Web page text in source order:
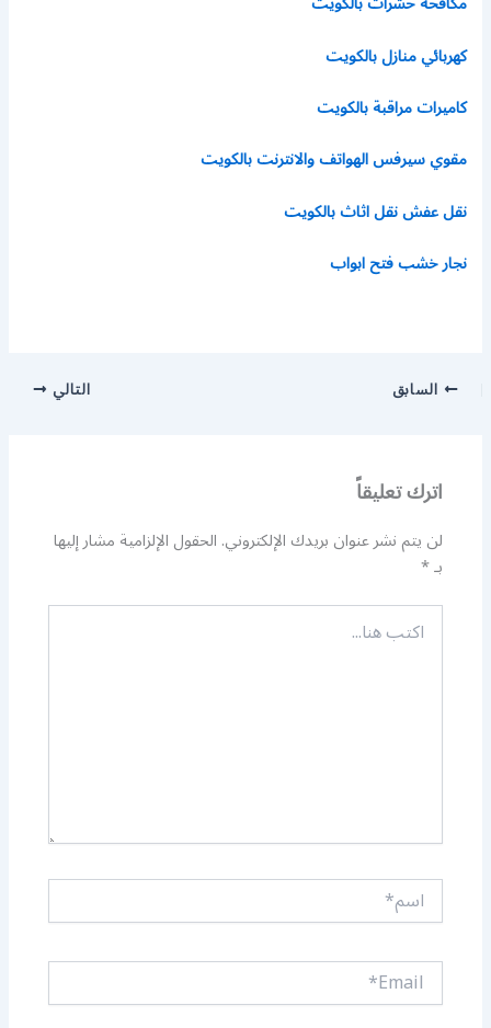
كهربائي منازل بالكويت
كاميرات مراقبة بالكويت
مقوي سيرفس الهواتف والانترنت بالكويت
نقل عفش نقل اثاث بالكويت
نجار خشب فتح ابواب
السابق التالي
اترك تعليقاً
لن يتم نشر عنوان بريدك الإلكتروني.الحقول الإلزامية مشار إليها
بـ*
اكتب
هنا...
اسم*
Email*